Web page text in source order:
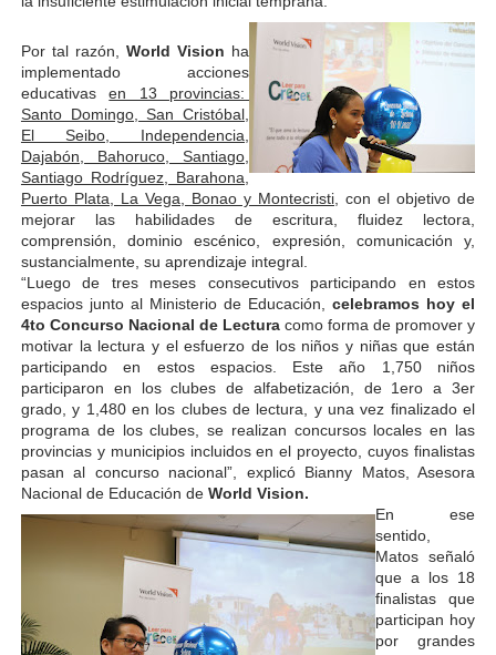
Por tal razón, World Vision ha
implementado acciones
educativasen 13 provincias:
Santo Domingo, San Cristóbal,
El Seibo, Independencia,
Dajabón, Bahoruco, Santiago,
Santiago Rodríguez, Barahona,
Puerto Plata, La Vega, Bonao y Montecristi,
con el objetivo de
mejorar las habilidades de escritura, fluidez lectora,
comprensión, dominio escénico, expresión, comunicación y,
sustancialmente, su aprendizaje integral.
“Luego de tres meses consecutivos participando en estos
espacios junto al Ministerio de Educación,celebramos hoy el
4to Concurso Nacional de Lectura como forma de promover y
motivar la lectura y el esfuerzo de los niños y niñas que están
participando en estos espacios. Este año 1,750 niños
participaron en los clubes de alfabetización, de 1ero a 3er
grado, y 1,480 en los clubes de lectura, y una vez finalizado el
programa de los clubes, se realizan concursos locales en las
provincias y municipios incluidos en el proyecto, cuyos finalistas
pasan al concurso nacional”, explicó Bianny Matos, Asesora
Nacional de Educación de World Vision.
En ese
sentido,
Matos señaló
que a los 18
finalistas que
participan hoy
por grandes